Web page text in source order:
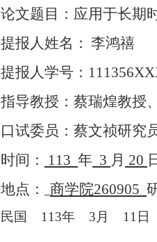
论文题目：应用于长期
提报人姓名： 李鸿禧
提报人学号：
指导教授：蔡瑞煌教授
口试委员：蔡文祯研究
时间：
113 年 3 月 20
地点：
商学院260905
民国 113年 3 月 11 日